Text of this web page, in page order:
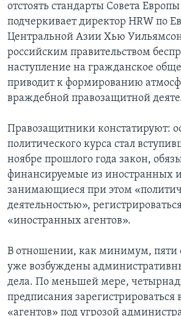
отстоять стандарты Совета
подчеркивает директор HRW по
Центральной Азии Хью
российским правительством
наступление на гражданское
приводит к формированию
враждебной правозащитной
Правозащитники констатируют:
политического курса стал
ноябре прошлого года закон,
финансируемые из иностранных
занимающиеся при этом
деятельностью»,
«иностранных агентов».
В отношении, как минимум, пяти
уже возбуждены
дела. По меньшей мере,
предписания зарегистрироваться
«агентов» под угрозой